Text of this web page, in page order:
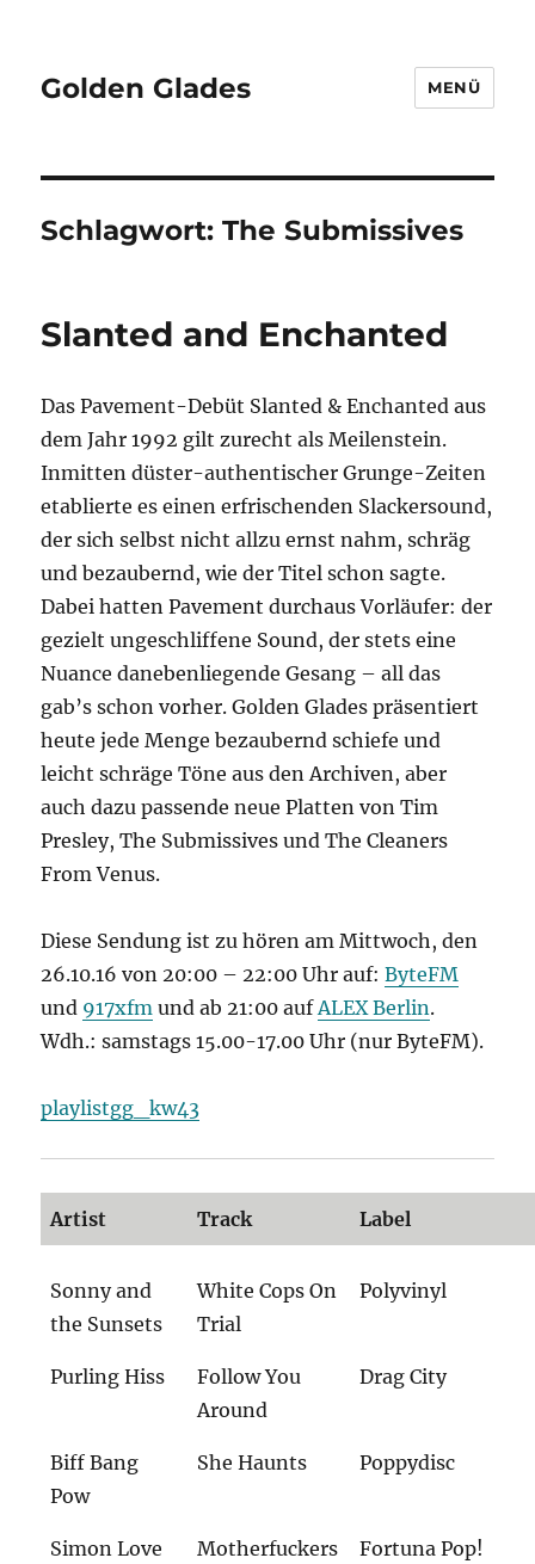
Golden Glades MENÜ
Schlagwort:The Submissives
Slanted and Enchanted
Das Pavement-Debüt Slanted & Enchanted aus
dem Jahr 1992 gilt zurecht als Meilenstein.
Inmitten düster-authentischer Grunge-Zeiten
etablierte es einen erfrischenden Slackersound,
der sich selbst nicht allzu ernst nahm, schräg
und bezaubernd, wie der Titel schon sagte.
Dabei hatten Pavement durchaus Vorläufer: der
gezielt ungeschliffene Sound, der stets eine
Nuance danebenliegende Gesang – all das
gab’s schon vorher. Golden Glades präsentiert
heute jede Menge bezaubernd schiefe und
leicht schräge Töne aus den Archiven, aber
auch dazu passende neue Platten von Tim
Presley, The Submissives und The Cleaners
From Venus.
Diese Sendung ist zu hören am Mittwoch, den
26.10.16 von 20:00 – 22:00 Uhr auf:ByteFM
und 917xfm und ab 21:00 aufALEX Berlin.
Wdh.: samstags 15.00-17.00 Uhr (nur ByteFM).
playlistgg_kw43
Artist Track Label
Sonny and
the Sunsets
White Cops On
Trial
Polyvinyl
Purling Hiss
Follow You
Around
Drag City
Biff Bang
Pow
She Haunts Poppydisc
Simon Love Motherfuckers Fortuna Pop!